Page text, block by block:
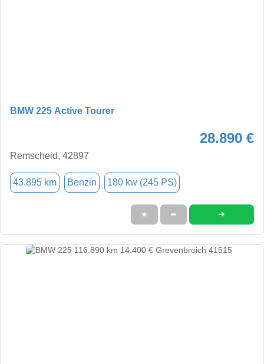
BMW 225 Active Tourer
28.890 €
Remscheid, 42897
43.895 km Benzin 180 kw (245 PS)
★ ➦ ➜